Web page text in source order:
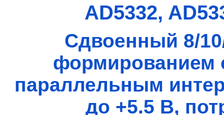
AD5332,
Сдвоенный 8/
формированием
параллельным
до +5.5 В,